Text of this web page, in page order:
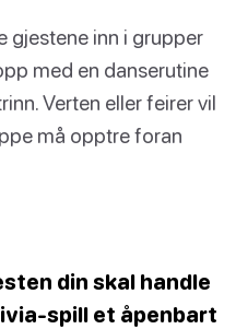
gjestene inn i grupper
med en danserutine
Verten eller feirer vil
må opptre foran
din skal handle
spill et åpenbart